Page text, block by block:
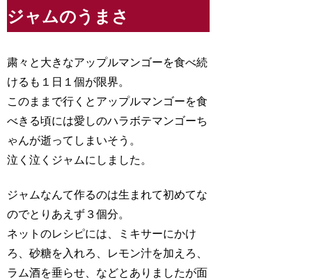
ジャムのうまさ
粛々と大きなアップルマンゴーを食べ続
けるも１日１個が限界。
このままで行くとアップルマンゴーを食
べきる頃には愛しのハラボテマンゴーち
ゃんが逝ってしまいそう。
泣く泣くジャムにしました。
ジャムなんて作るのは生まれて初めてな
のでとりあえず３個分。
ネットのレシピには、ミキサーにかけ
ろ、砂糖を入れろ、レモン汁を加えろ、
ラム酒を垂らせ、などとありましたが面